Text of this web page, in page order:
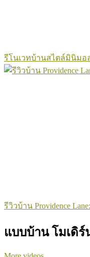
รีโนเวทบ้านสไตล์มินิมอ
รีวิวบ้าน Providence
แบบบ้าน โมเดิร์